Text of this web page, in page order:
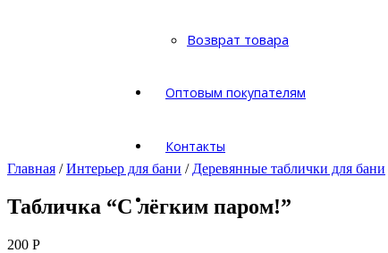
Возврат товара
Оптовым покупателям
Контакты
Главная /Интерьер для бани / Деревянные таблички для бани
Табличка “С лёгким паром!”
200 Р